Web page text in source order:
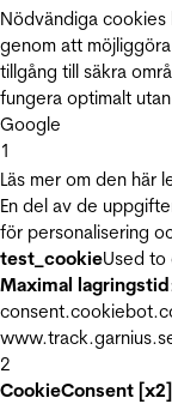
Nödvändiga
genom att
tillgång till säkra
fungera optimalt
Google
1
Läs mer om den här
En del av de
för personalisering
test_cookieUsed
Maximal lagringstid
2
CookieConsent [x2]